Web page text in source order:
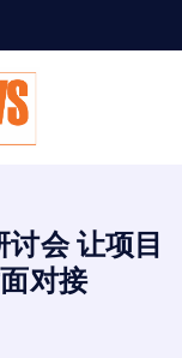
讨会 让项目
对接